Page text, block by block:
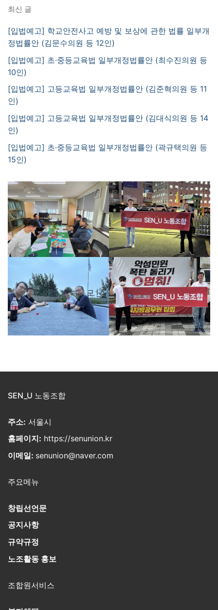
최신 글
[입법예고] 학교안전사고 예방 및 보상에 관한 법률 일부개
정법률안 (김문수의원 등 12인)
[입법예고] 초·중등교육법 일부개정법률안 (최수진의원 등
10인)
[입법예고] 고등교육법 일부개정법률안 (김준혁의원 등 11
인)
[입법예고] 고등교육법 일부개정법률안 (김대식의원 등 14
인)
[입법예고] 초·중등교육법 일부개정법률안 (곽규택의원 등
15인)
SEN_U 노동조합
주소: 서울시
홈페이지: https://senunion.kr
이메일: senunion@naver.com
주요메뉴
창립선언문
공지사항
규약규정
노조활동 홍보
조합원서비스